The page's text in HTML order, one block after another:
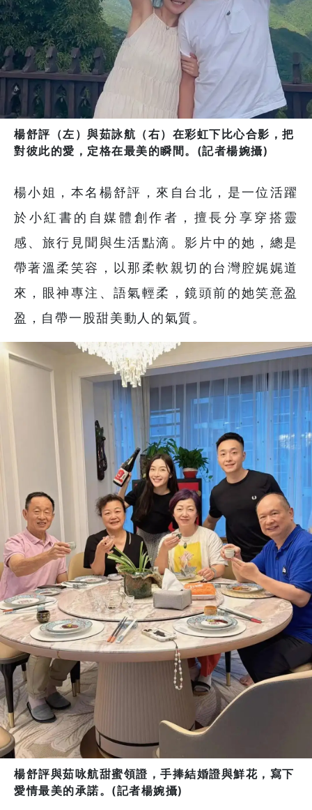
楊舒評（左）與茹詠航（右）在彩虹下比心合影，把
對彼此的愛，定格在最美的瞬間。(記者楊婉攝)
楊小姐，本名楊舒評，來自台北，是一位活躍
於小紅書的自媒體創作者，擅長分享穿搭靈
感、旅行見聞與生活點滴。影片中的她，總是
帶著溫柔笑容，以那柔軟親切的台灣腔娓娓道
來，眼神專注、語氣輕柔，鏡頭前的她笑意盈
盈，自帶一股甜美動人的氣質。
楊舒評與茹咏航甜蜜領證，手捧結婚證與鮮花，寫下
愛情最美的承諾。(記者楊婉攝)